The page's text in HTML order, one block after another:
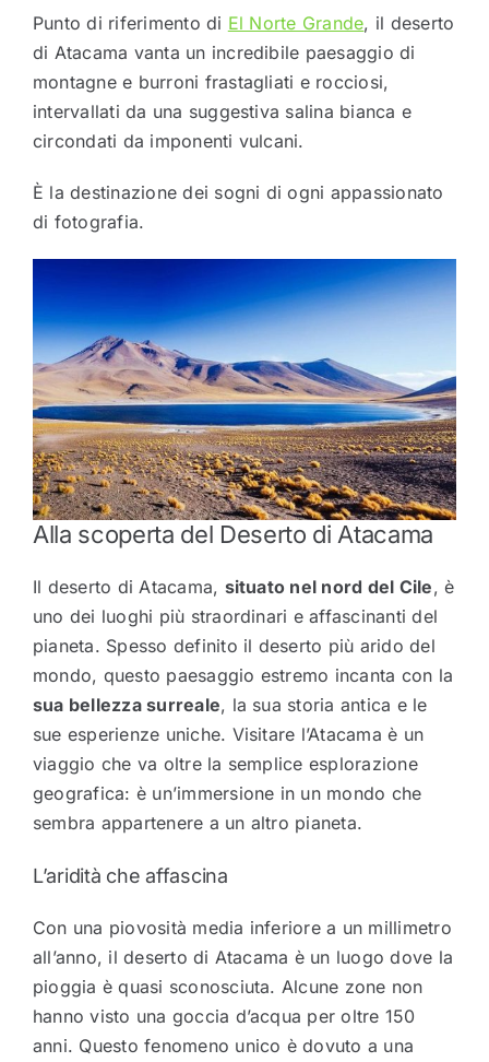
Punto di riferimento di El Norte Grande, il deserto
di Atacama vanta un incredibile paesaggio di
montagne e burroni frastagliati e rocciosi,
intervallati da una suggestiva salina bianca e
circondati da imponenti vulcani.
È la destinazione dei sogni di ogni appassionato
di fotografia.
Alla scoperta del Deserto di Atacama
Il deserto di Atacama, situato nel nord del Cile, è
uno dei luoghi più straordinari e affascinanti del
pianeta. Spesso definito il deserto più arido del
mondo, questo paesaggio estremo incanta con la
sua bellezza surreale, la sua storia antica e le
sue esperienze uniche. Visitare l’Atacama è un
viaggio che va oltre la semplice esplorazione
geografica: è un’immersione in un mondo che
sembra appartenere a un altro pianeta.
L’aridità che affascina
Con una piovosità media inferiore a un millimetro
all’anno, il deserto di Atacama è un luogo dove la
pioggia è quasi sconosciuta. Alcune zone non
hanno visto una goccia d’acqua per oltre 150
anni. Questo fenomeno unico è dovuto a una